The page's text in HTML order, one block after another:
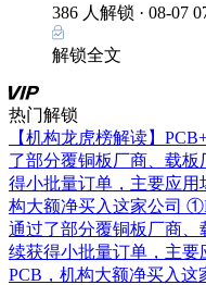
386 人解锁 · 08-07
解锁全文
热门解锁
【机构龙虎榜解读】
了部分覆铜板厂商、载
得小批量订单，主要应
构大额净买入这家公司
通过了部分覆铜板厂商
续获得小批量订单，主要
PCB，机构大额净买入